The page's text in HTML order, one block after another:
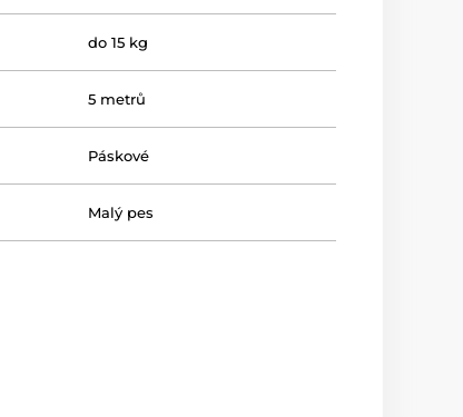
do 15 kg
5 metrů
Páskové
Malý pes